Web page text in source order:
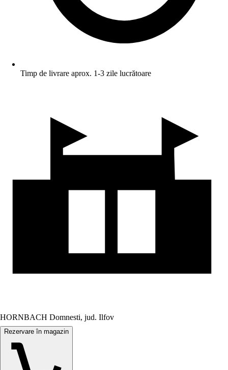
Timp de livrare aprox. 1-3 zile lucrătoare
HORNBACH Domnesti, jud. Ilfov
Rezervare în magazin